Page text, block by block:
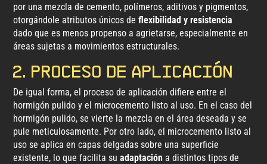
por una mezcla de cemento, polímeros, aditivos y pigmentos,
otorgándole atributos únicos deflexibilidad y resistencia
dado que es menos propenso a agrietarse, especialmente en
áreas sujetas a movimientos estructurales.
2. Proceso de aplicación
De igual forma, el proceso de aplicación difiere entre el
hormigón pulido y el microcemento listo al uso. En el caso del
hormigón pulido, se vierte la mezcla en el área deseada y se
pule meticulosamente. Por otro lado, el microcemento listo al
uso se aplica en capas delgadas sobre una superficie
existente, lo que facilita suadaptación a distintos tipos de